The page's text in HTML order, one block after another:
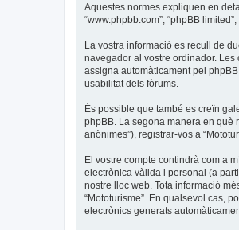
Aquestes normes expliquen en
“www.phpbb.com”, “phpBB
La vostra informació es recull de
navegador al vostre ordinador. Les
assigna automàticament pel
usabilitat dels fòrums.
És possible que també es creïn
phpBB. La segona manera en què
anònimes”), registrar-vos a
El vostre compte contindrà com a
electrònica vàlida i personal (a
nostre lloc web. Tota informació
“Mototurisme”. En qualsevol cas,
electrònics generats